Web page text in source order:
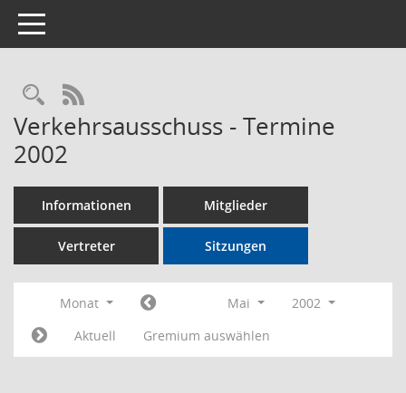
Toggle navigation
Rechercheauswahl
RSS-Feed
Verkehrsausschuss - Termine
2002
Informationen Mitglieder
Vertreter Sitzungen
Monat Mai
2002
Aktuell
Gremium auswählen